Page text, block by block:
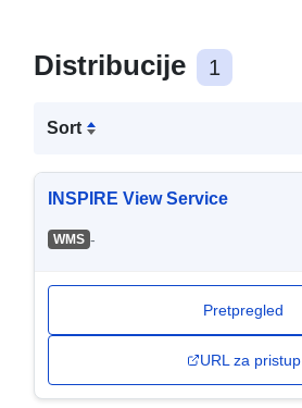
Distribucije 1
Sort
INSPIRE View Service
WMS -
Pretpregled
URL za pristup